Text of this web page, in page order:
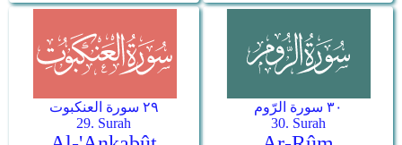
٢٩ سورة العنكبوت
29. Surah
٣٠ سورة الرّوم
30. Surah